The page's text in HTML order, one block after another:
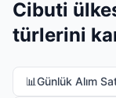
Cibuti
türlerini
📊Günlük Alım